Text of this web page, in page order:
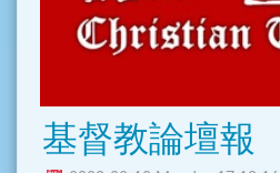
基督教論壇報